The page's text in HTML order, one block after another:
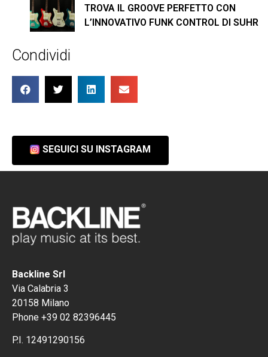
TROVA IL GROOVE PERFETTO CON
L’INNOVATIVO FUNK CONTROL DI SUHR
Condividi
SEGUICI SU INSTAGRAM
Backline Srl
Via Calabria 3
20158 Milano
Phone +39 02 82396445
P.I. 12491290156